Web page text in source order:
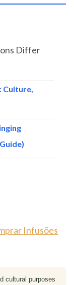
Differ
Culture,
Infusões
cultural purposes